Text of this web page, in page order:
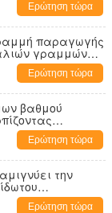
Ερώτηση τώρα
παραγωγής
γραμμών
Ερώτηση τώρα
βαθμού
σωληνώσεων
Ερώτηση τώρα
την
Ερώτηση τώρα